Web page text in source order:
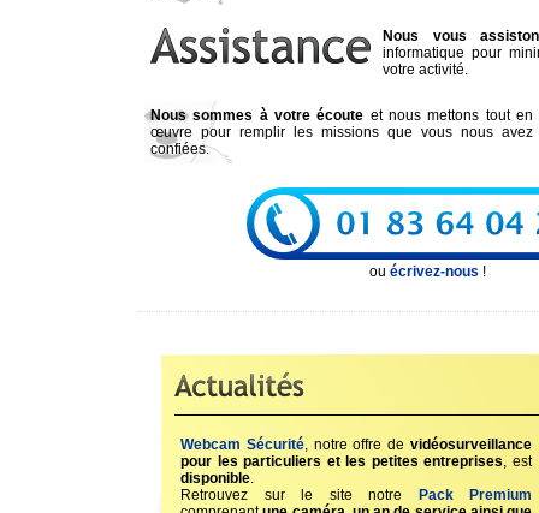
Nous vous
informatique pour
votre activité.
Nous sommes à votre écoute et nous mettons tout en
œuvre pour remplir les missions que vous nous avez
confiées.
ou écrivez-nous !
Webcam Sécurité, notre offre devidéosurveillance
pour les particuliers et les petites entreprises, est
disponible.
Retrouvez sur le site notre
Pack Premium